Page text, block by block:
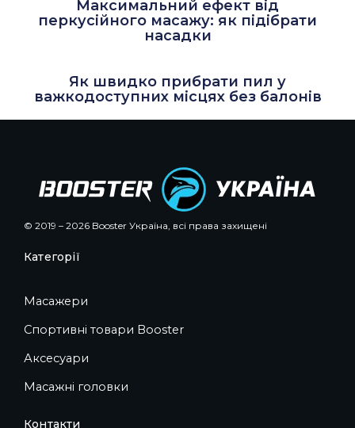
Максимальний ефект від
перкусійного масажу: як підібрати
насадки
Як швидко прибрати пил у
важкодоступних місцях без балонів
© 2019 – 2026 Booster Україна, всі права захищені
Категорії
Масажери
Спортивні товари Booster
Аксесуари
Масажні головки
Контакти